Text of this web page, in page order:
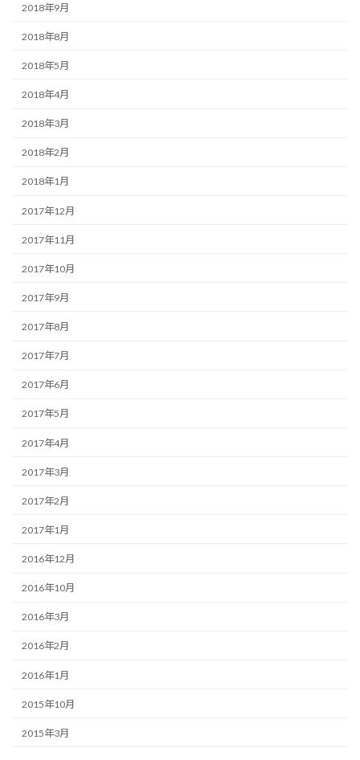
2018年9月
2018年8月
2018年5月
2018年4月
2018年3月
2018年2月
2018年1月
2017年12月
2017年11月
2017年10月
2017年9月
2017年8月
2017年7月
2017年6月
2017年5月
2017年4月
2017年3月
2017年2月
2017年1月
2016年12月
2016年10月
2016年3月
2016年2月
2016年1月
2015年10月
2015年3月